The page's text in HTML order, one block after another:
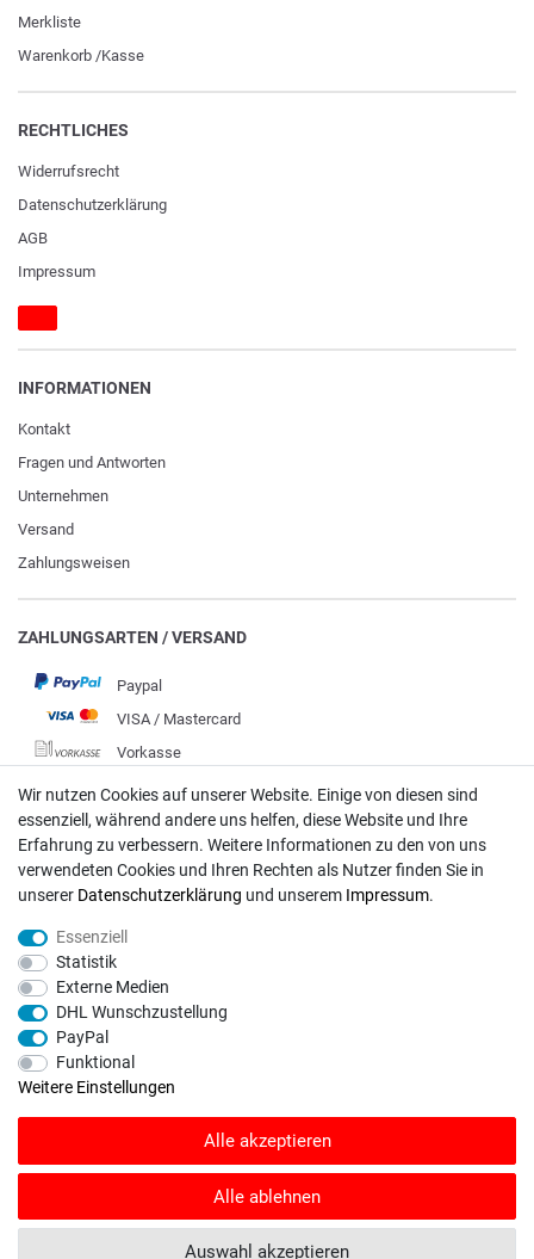
Merkliste
Warenkorb /Kasse
RECHTLICHES
Widerrufs­recht
Daten­schutz­erklärung
AGB
Impressum
INFORMATIONEN
Kontakt
Fragen und Antworten
Unternehmen
Versand
Zahlungsweisen
ZAHLUNGSARTEN / VERSAND
Paypal
VISA / Mastercard
Vorkasse
DHL
Deutsche Post
Bei Fragen wenden Sie sich direkt an unser Service-Team.
info@rasentraktoren-motoren.de
MA-Versand GmbH, 53925 Kall, In der Laach 1-3
SHOPVOTE Bewertungen. SHOPVOTE setzt automatische und manuelle
© Copyright 2026 | Alle Rechte vorbehalten. - Rasentraktoren-Motoren | Realisation
Wir nutzen Cookies auf unserer Website. Einige von diesen sind
essenziell, während andere uns helfen, diese Website und Ihre
Erfahrung zu verbessern. Weitere Informationen zu den von uns
verwendeten Cookies und Ihren Rechten als Nutzer finden Sie in
unserer Daten­schutz­erklärung und unserem Impressum.
Essenziell
Statistik
Externe Medien
DHL Wunschzustellung
PayPal
Funktional
Weitere Einstellungen
Alle akzeptieren
Alle ablehnen
Auswahl akzeptieren